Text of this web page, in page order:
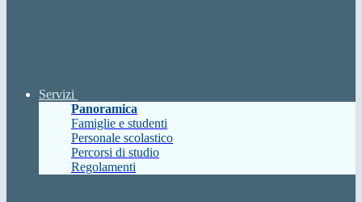
Servizi
Panoramica
Famiglie e studenti
Personale scolastico
Percorsi di studio
Regolamenti